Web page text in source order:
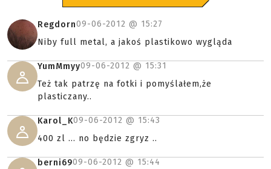
Regdorn09-06-2012 @ 15:27
Niby full metal, a jakoś plastikowo wygląda
YumMmyy09-06-2012 @ 15:31
Też tak patrzę na fotki i pomyślałem,że
plasticzany..
Karol_K09-06-2012 @ 15:43
400 zl ... no będzie zgryz ..
berni6909-06-2012 @ 15:44